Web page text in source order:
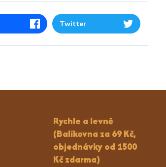
Twitter
Rychle a levně
(Balíkovna za 69 Kč,
objednávky od 1500
Kč zdarma)